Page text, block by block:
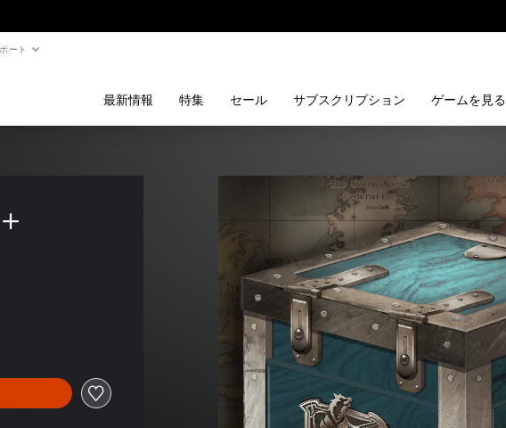
ート
最新情報 特集 セール サブスクリプション ゲームを見る